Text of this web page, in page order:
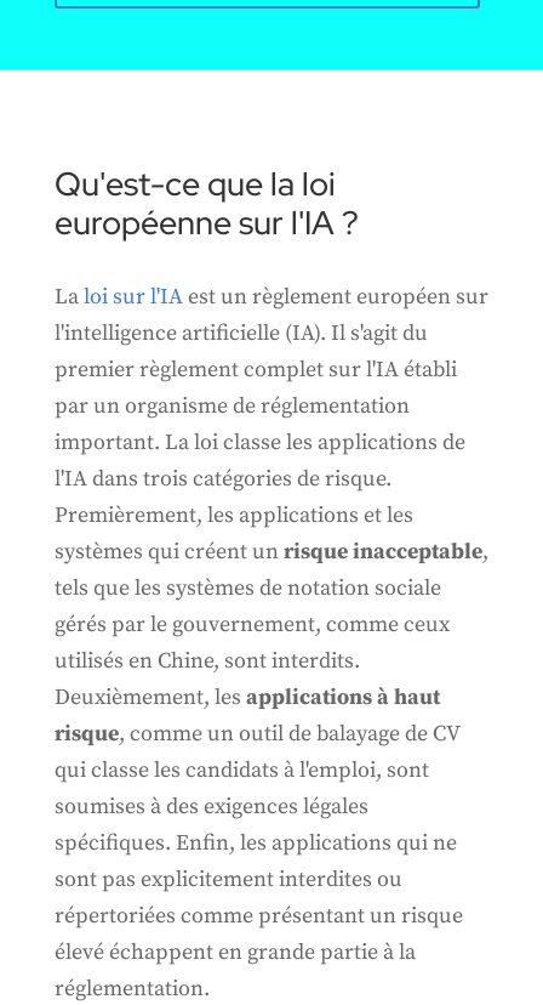
Qu'est-ce que la loi
européenne sur l'IA ?
Laloi sur l'IAest un règlement européen sur
l'intelligence artificielle (IA). Il s'agit du
premier règlement complet sur l'IA établi
par un organisme de réglementation
important. La loi classe les applications de
l'IA dans trois catégories de risque.
Premièrement, les applications et les
systèmes qui créent unrisque inacceptable,
tels que les systèmes de notation sociale
gérés par le gouvernement, comme ceux
utilisés en Chine, sont interdits.
Deuxièmement, les applications à haut
risque, comme un outil de balayage de CV
qui classe les candidats à l'emploi, sont
soumises à des exigences légales
spécifiques. Enfin, les applications qui ne
sont pas explicitement interdites ou
répertoriées comme présentant un risque
élevé échappent en grande partie à la
réglementation.